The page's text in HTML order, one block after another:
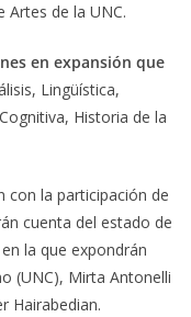
Artes de la UNC.
en expansión que
Lingüística,
Historia de la
con la participación de
cuenta del estado de
en la que expondrán
(UNC), Mirta Antonelli
Hairabedian.